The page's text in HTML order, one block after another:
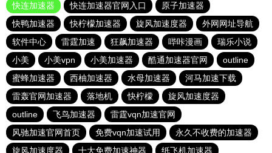
快连加速器
快连加速器官网入口
原子加速器
快鸭加速器
快柠檬加速器 旋风加速度器
外网网址导航
软件中心
雷霆加速 狂飙加速器 哔咔漫画
瑞乐小说
小美
小美vpn 小美加速器 酷通加速器官网
outline
蜜蜂加速器
西柚加速器 水母加速器
河马加速下载
雷轰官网加速器
落地机 快柠檬
旋风加速度器
outline
飞鸟加速器
雷霆vqn加速官网
风驰加速官网首页
免费vqn加速试用
永久不收费的加速器
旋风加速度器
十大免费加速神器 纸飞机加速器